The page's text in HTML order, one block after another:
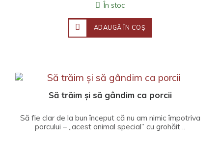
În stoc
ADAUGĂ ÎN COŞ
Să trăim și să gândim ca porcii
Să fie clar de la bun început că nu am nimic împotriva
porcului – „acest animal special” cu grohăit ..